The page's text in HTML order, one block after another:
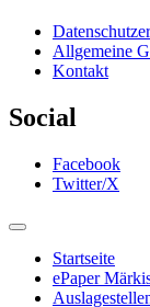
Allgemeine
Kontakt
Social
Facebook
Twitter/X
Startseite
ePaper